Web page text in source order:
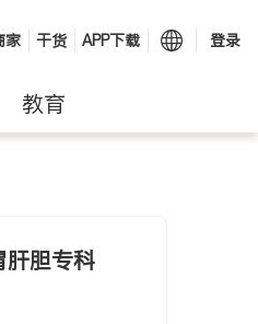
家 干货 APP下载 登录
教育
肝胆专科